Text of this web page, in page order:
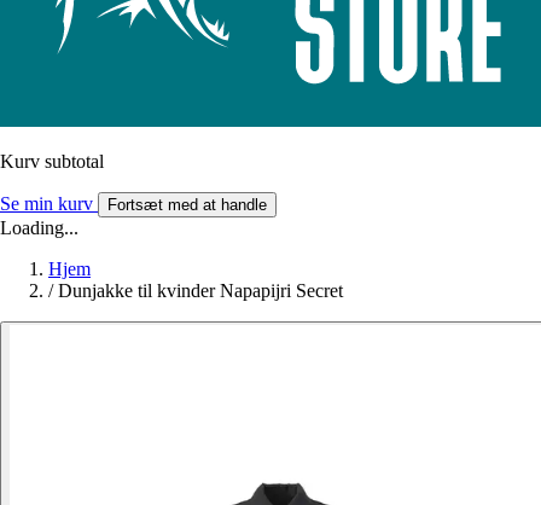
Kurv subtotal
Se min kurv Fortsæt med at handle
Loading...
Hjem
/ Dunjakke til kvinder Napapijri Secret